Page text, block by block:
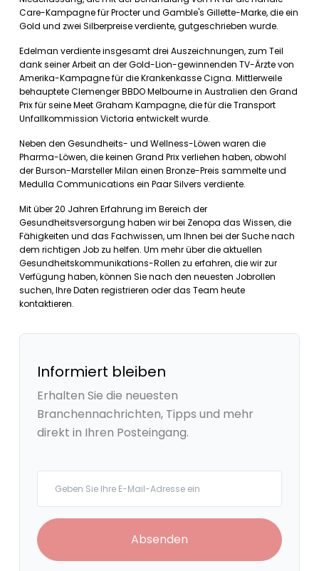
Care-Kampagne für Procter und Gamble's Gillette-Marke, die ein
Gold und zwei Silberpreise verdiente, gutgeschrieben wurde.
Edelman verdiente insgesamt drei Auszeichnungen, zum Teil
dank seiner Arbeit an der Gold-Lion-gewinnenden TV-Ärzte von
Amerika-Kampagne für die Krankenkasse Cigna. Mittlerweile
behauptete Clemenger BBDO Melbourne in Australien den Grand
Prix für seine Meet Graham Kampagne, die für die Transport
Unfallkommission Victoria entwickelt wurde.
Neben den Gesundheits- und Wellness-Löwen waren die
Pharma-Löwen, die keinen Grand Prix verliehen haben, obwohl
der Burson-Marsteller Milan einen Bronze-Preis sammelte und
Medulla Communications ein Paar Silvers verdiente.
Mit über 20 Jahren Erfahrung im Bereich der
Gesundheitsversorgung haben wir bei Zenopa das Wissen, die
Fähigkeiten und das Fachwissen, um Ihnen bei der Suche nach
dem richtigen Job zu helfen. Um mehr über die aktuellen
Gesundheitskommunikations-Rollen zu erfahren, die wir zur
Verfügung haben, können Sie nach den neuesten Jobrollen
suchen, Ihre Daten registrieren oder das Team heute
kontaktieren.
Informiert bleiben
Erhalten Sie die neuesten
Branchennachrichten, Tipps und mehr
direkt in Ihren Posteingang.
Absenden